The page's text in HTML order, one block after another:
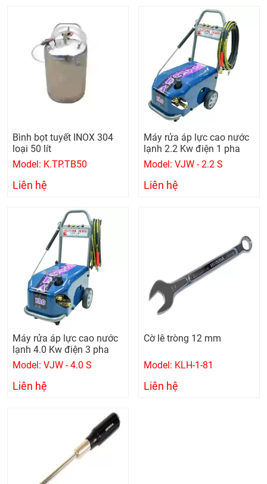
Bình bọt tuyết INOX 304
loại 50 lít
Model: K.TP.TB50
Liên hệ
Máy rửa áp lực cao nước
lạnh 2.2 Kw điện 1 pha
Model: VJW - 2.2 S
Liên hệ
Máy rửa áp lực cao nước
lạnh 4.0 Kw điện 3 pha
Model: VJW - 4.0 S
Liên hệ
Cờ lê tròng 12 mm
Model: KLH-1-81
Liên hệ